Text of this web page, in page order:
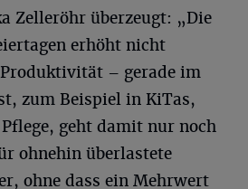
Zelleröhr überzeugt: „Die
erhöht nicht
– gerade im
zum Beispiel in KiTas,
geht damit nur noch
ohnehin überlastete
ohne dass ein Mehrwert